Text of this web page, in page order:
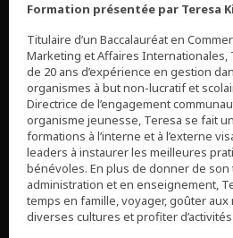
Formation présentée par Teresa
Titulaire d’un Baccalauréat en
Marketing et Affaires Internationales,
de 20 ans d’expérience en gestion
organismes à but non-lucratif et
Directrice de l’engagement
organisme jeunesse, Teresa se fait
formations à l’interne et à l’externe
leaders à instaurer les meilleures
bénévoles. En plus de donner de
administration et en enseignement,
temps en famille, voyager, goûter
diverses cultures et profiter